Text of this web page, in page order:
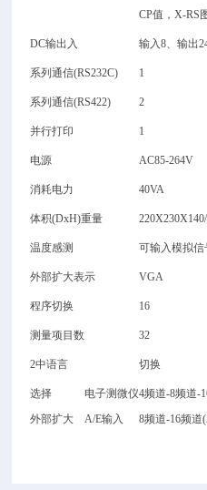
CP值，X-RS
DC输出入 输入8、输出
系列通信(RS232C) 1
系列通信(RS422) 2
并行打印 1
电源 AC85-264V
消耗电力 40VA
体积(DxH)重量
温度感测 可输入模拟信
外部扩大表示 VGA
程序切换 16
测量项目数 32
2中语言 切换
选择
外部扩大
电子测微仪4频道-8频道-
A/E输入 8频道-16频道